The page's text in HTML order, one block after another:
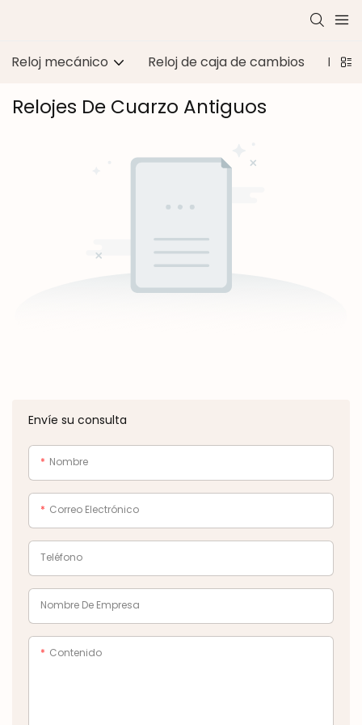
Reloj mecánico Reloj de caja de cambios
Relojes De Cuarzo Antiguos
Envíe su consulta
Nombre
Correo Electrónico
Teléfono
Nombre De Empresa
Contenido